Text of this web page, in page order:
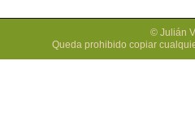
© Julián
Queda prohibido copiar